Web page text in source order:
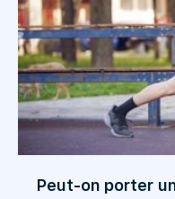
Peut-on porter